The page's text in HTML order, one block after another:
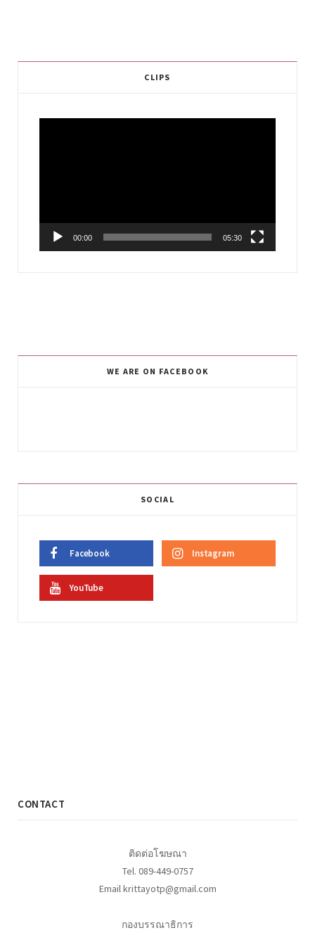
CLIPS
00:00 05:30
WE ARE ON FACEBOOK
SOCIAL
Facebook Instagram
YouTube
CONTACT
ติดต่อโฆษณา
Tel. 089-449-0757
Email krittayotp@gmail.com
กองบรรณาธิการ